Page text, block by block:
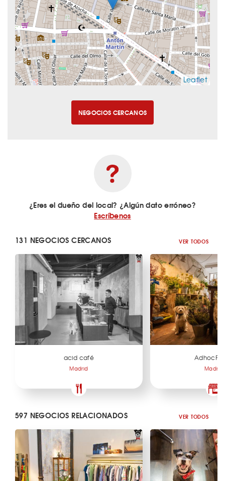
Leaflet
NEGOCIOS CERCANOS
¿Eres el dueño del local? ¿Algún dato erróneo?
Escríbenos
131 NEGOCIOS CERCANOS VER TODOS
acid café
Madrid Madrid
597 NEGOCIOS RELACIONADOS VER TODOS